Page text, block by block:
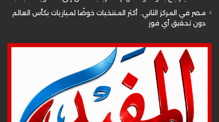
مصر في المركز الثاني.. أكثر المنتخبات خوضًا لمباريات بكأس العالم
دون تحقيق أي فوز